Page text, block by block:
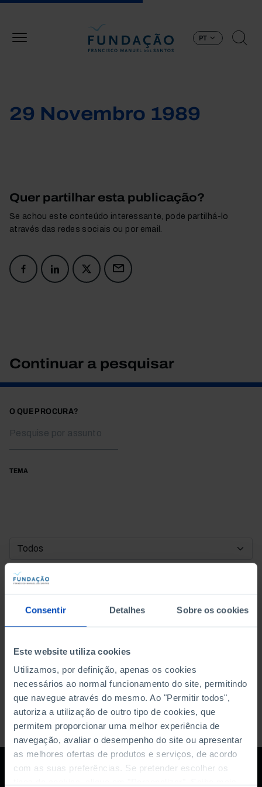
Consentir Detalhes Sobre os cookies
Este website utiliza cookies
Utilizamos, por definição, apenas os cookies
necessários ao normal funcionamento do site, permitindo
que navegue através do mesmo. Ao "Permitir todos",
autoriza a utilização de outro tipo de cookies, que
permitem proporcionar uma melhor experiência de
navegação, avaliar o desempenho do site ou apresentar
as melhores ofertas de produtos e serviços, de acordo
com as suas preferências. Se pretender escolher os
PT
29 Novembro 1989
Quer partilhar esta publicação?
Se achou este conteúdo interessante, pode partilhá-lo
através das redes sociais ou por email.
Continuar a pesquisar
O QUE PROCURA?
TEMA
DATA DE INÍCIO
DATA DE FIM